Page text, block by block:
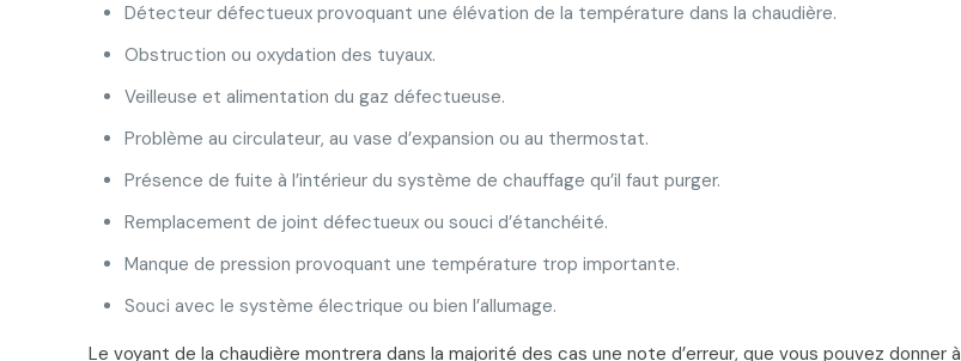
Détecteur défectueux provoquant une élévation de la température dans la chaudière.
Obstruction ou oxydation des tuyaux.
Veilleuse et alimentation du gaz défectueuse.
Problème au circulateur, au vase d’expansion ou au thermostat.
Présence de fuite à l’intérieur du système de chauffage qu’il faut purger.
Remplacement de joint défectueux ou souci d’étanchéité.
Manque de pression provoquant une température trop importante.
Souci avec le système électrique ou bien l’allumage.
Le voyant de la chaudière montrera dans la majorité des cas une note d’erreur, que vous pouvez